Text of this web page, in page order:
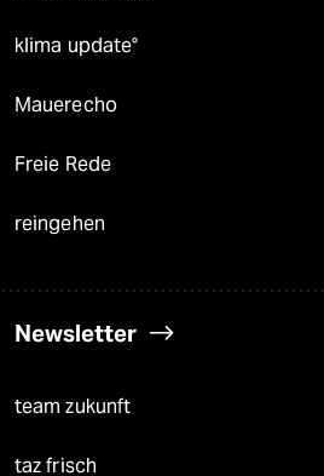
klima update°
Mauerecho
Freie Rede
reingehen
Newsletter
team zukunft
taz frisch